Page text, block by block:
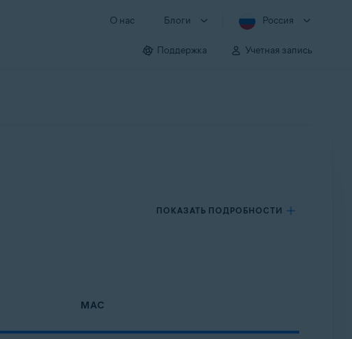
О нас Блоги Россия
Поддержка Учетная запись
ПОКАЗАТЬ ПОДРОБНОСТИ
MAC